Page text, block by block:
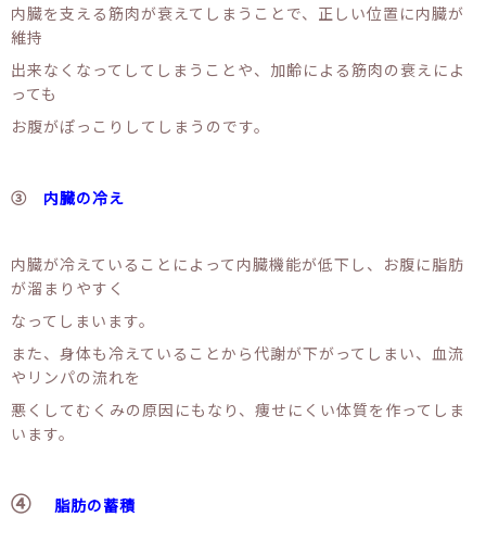
内臓を支える筋肉が衰えてしまうことで、正しい位置に内臓が
維持
出来なくなってしてしまうことや、加齢による筋肉の衰えによ
っても
お腹がぽっこりしてしまうのです。
③ 内臓の冷え
内臓が冷えていることによって内臓機能が低下し、お腹に脂肪
が溜まりやすく
なってしまいます。
また、身体も冷えていることから代謝が下がってしまい、血流
やリンパの流れを
悪くしてむくみの原因にもなり、痩せにくい体質を作ってしま
います。
④ 脂肪の蓄積